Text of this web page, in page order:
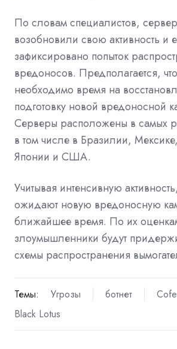
По словам специалистов,
возобновили свою активность и
зафиксировано попыток
вредоносов. Предполагается,
необходимо время на
подготовку новой вредоносной
Серверы расположены в самых
в том числе в Бразилии,
Японии и США.
Учитывая интенсивную
ожидают новую вредоносную
ближайшее время. По их
злоумышленники будут
схемы распространения
Темы: Угрозы ботнет
Black Lotus